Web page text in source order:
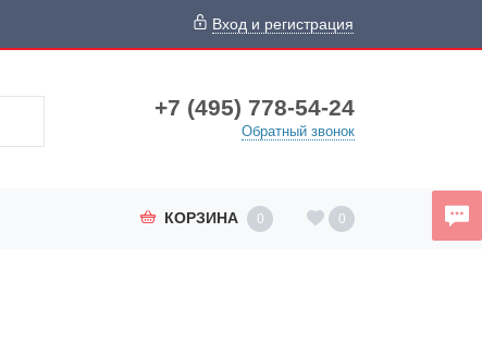
Вход и регистрация
+7 (495) 778-54-24
Обратный звонок
КОРЗИНА 0 0